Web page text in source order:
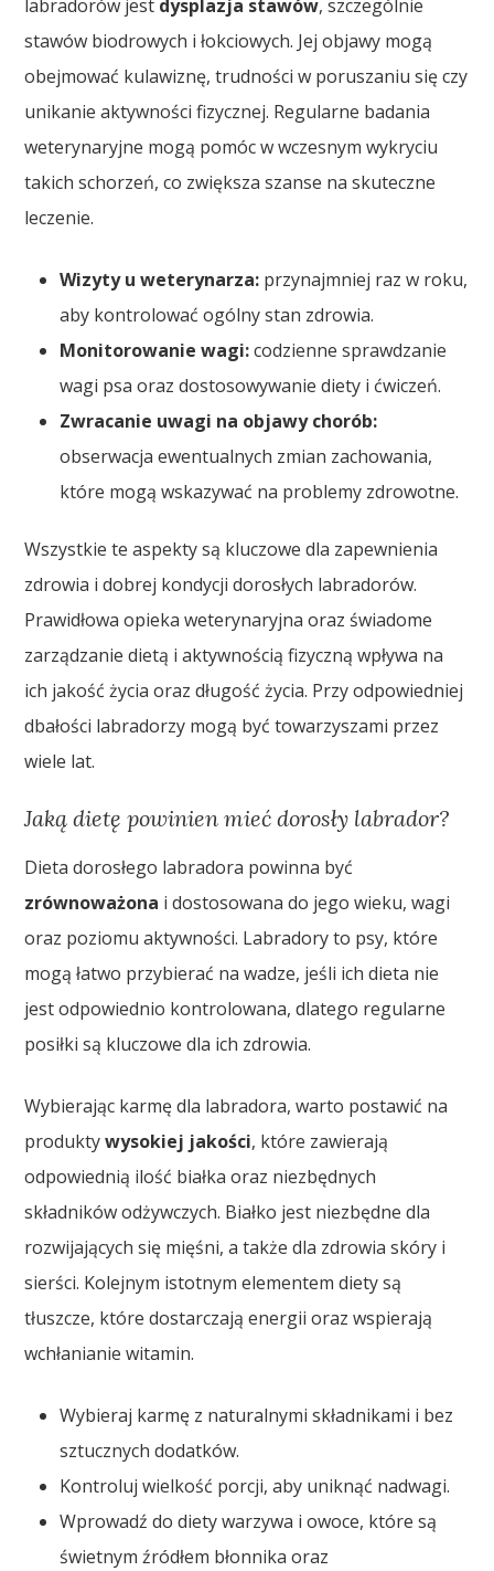
labradorów jest dysplazja stawów, szczególnie
stawów biodrowych i łokciowych. Jej objawy mogą
obejmować kulawiznę, trudności w poruszaniu się czy
unikanie aktywności fizycznej. Regularne badania
weterynaryjne mogą pomóc w wczesnym wykryciu
takich schorzeń, co zwiększa szanse na skuteczne
leczenie.
Wizyty u weterynarza: przynajmniej raz w roku,
aby kontrolować ogólny stan zdrowia.
Monitorowanie wagi:codzienne sprawdzanie
wagi psa oraz dostosowywanie diety i ćwiczeń.
Zwracanie uwagi na objawy chorób:
obserwacja ewentualnych zmian zachowania,
które mogą wskazywać na problemy zdrowotne.
Wszystkie te aspekty są kluczowe dla zapewnienia
zdrowia i dobrej kondycji dorosłych labradorów.
Prawidłowa opieka weterynaryjna oraz świadome
zarządzanie dietą i aktywnością fizyczną wpływa na
ich jakość życia oraz długość życia. Przy odpowiedniej
dbałości labradorzy mogą być towarzyszami przez
wiele lat.
Jaką dietę powinien mieć dorosły labrador?
Dieta dorosłego labradora powinna być
zrównoważona i dostosowana do jego wieku, wagi
oraz poziomu aktywności. Labradory to psy, które
mogą łatwo przybierać na wadze, jeśli ich dieta nie
jest odpowiednio kontrolowana, dlatego regularne
posiłki są kluczowe dla ich zdrowia.
Wybierając karmę dla labradora, warto postawić na
produktywysokiej jakości, które zawierają
odpowiednią ilość białka oraz niezbędnych
składników odżywczych. Białko jest niezbędne dla
rozwijających się mięśni, a także dla zdrowia skóry i
sierści. Kolejnym istotnym elementem diety są
tłuszcze, które dostarczają energii oraz wspierają
wchłanianie witamin.
Wybieraj karmę z naturalnymi składnikami i bez
sztucznych dodatków.
Kontroluj wielkość porcji, aby uniknąć nadwagi.
Wprowadź do diety warzywa i owoce, które są
świetnym źródłem błonnika oraz